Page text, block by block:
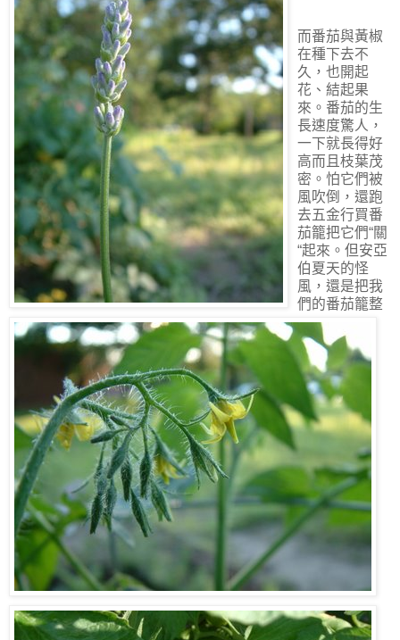
而番茄與黃椒
在種下去不
久，也開起
花、結起果
來。番茄的生
長速度驚人，
一下就長得好
高而且枝葉茂
密。怕它們被
風吹倒，還跑
去五金行買番
茄籠把它們“關
“起來。但安亞
伯夏天的怪
風，還是把我
們的番茄籠整